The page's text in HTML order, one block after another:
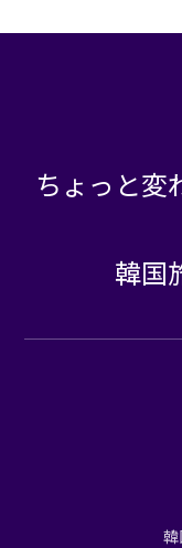
ちょっと変
韓国